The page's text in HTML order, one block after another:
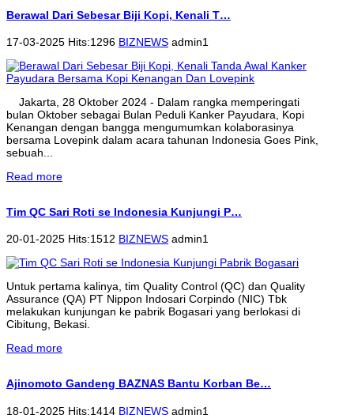
Berawal Dari Sebesar Biji Kopi, Kenali T…
17-03-2025 Hits:1296 BIZNEWS admin1
Jakarta, 28 Oktober 2024 - Dalam rangka memperingati
bulan Oktober sebagai Bulan Peduli Kanker Payudara, Kopi
Kenangan dengan bangga mengumumkan kolaborasinya
bersama Lovepink dalam acara tahunan Indonesia Goes Pink,
sebuah...
Read more
Tim QC Sari Roti se Indonesia Kunjungi P…
20-01-2025 Hits:1512 BIZNEWS admin1
Untuk pertama kalinya, tim Quality Control (QC) dan Quality
Assurance (QA) PT Nippon Indosari Corpindo (NIC) Tbk
melakukan kunjungan ke pabrik Bogasari yang berlokasi di
Cibitung, Bekasi.
Read more
Ajinomoto Gandeng BAZNAS Bantu Korban Be…
18-01-2025 Hits:1414 BIZNEWS admin1